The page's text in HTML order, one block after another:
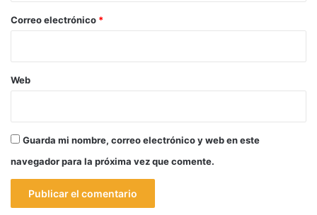
*
Correo electrónico *
Web
Guarda mi nombre, correo electrónico y web en este
navegador para la próxima vez que comente.